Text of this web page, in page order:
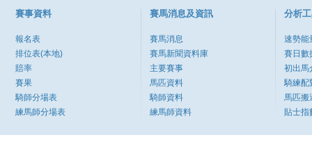
賽事資料
報名表
排位表(本地)
賠率
賽果
騎師分場表
練馬師分場表
賽馬消息及資訊
賽馬消息
賽馬新聞資料庫
主要賽事
馬匹資料
騎師資料
練馬師資料
分析
速勢能
賽日數
初出馬
騎練配
馬匹搬
貼士指